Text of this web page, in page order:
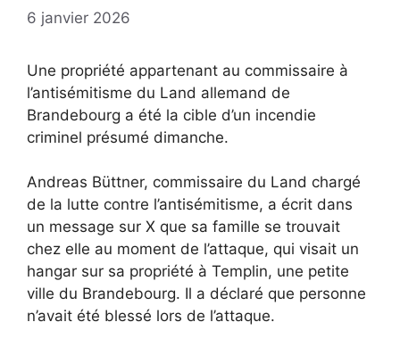
6 janvier 2026
Une propriété appartenant au commissaire à
l’antisémitisme du Land allemand de
Brandebourg a été la cible d’un incendie
criminel présumé dimanche.
Andreas Büttner, commissaire du Land chargé
de la lutte contre l’antisémitisme, a écrit dans
un message sur X que sa famille se trouvait
chez elle au moment de l’attaque, qui visait un
hangar sur sa propriété à Templin, une petite
ville du Brandebourg. Il a déclaré que personne
n’avait été blessé lors de l’attaque.